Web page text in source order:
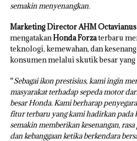
semakin menyenangkan.
Marketing Director AHM
mengatakanHonda Forzaterbaru
teknologi, kemewahan, dan
konsumen melalui skutik besar
“Sebagai ikon prestisius, kami ingin
masyarakat terhadap sepeda motor
besar Honda. Kami berharap
fitur terbaru yang kami hadirkan pada
semakin memberikan kesenangan,
dan kebanggaan ketika berkendara